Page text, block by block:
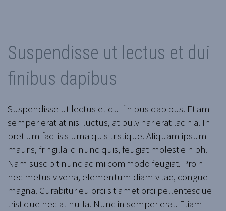
Suspendisse ut lectus et dui
finibus dapibus
Suspendisse ut lectus et dui finibus dapibus. Etiam
semper erat at nisi luctus, at pulvinar erat lacinia. In
pretium facilisis urna quis tristique. Aliquam ipsum
mauris, fringilla id nunc quis, feugiat molestie nibh.
Nam suscipit nunc ac mi commodo feugiat. Proin
nec metus viverra, elementum diam vitae, congue
magna. Curabitur eu orci sit amet orci pellentesque
tristique nec at nulla. Nunc in semper erat. Etiam